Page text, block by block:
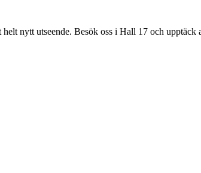
nytt utseende. Besök oss i Hall 17 och upptäck